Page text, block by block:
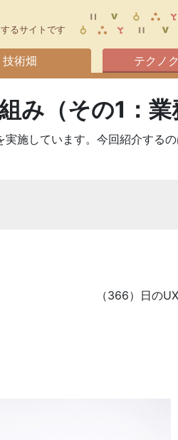
るサイトです
技術畑 テクノ
（その1：業
施しています。今回紹介する
（366）日の